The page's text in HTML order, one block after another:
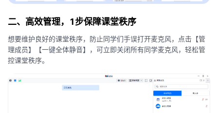
二、高效管理，1步保障课堂秩序
想要维护良好的课堂秩序，防止同学们手误打开麦克风，点击【管
理成员】【一键全体静音】，可立即关闭所有同学麦克风，轻松管
控课堂秩序。